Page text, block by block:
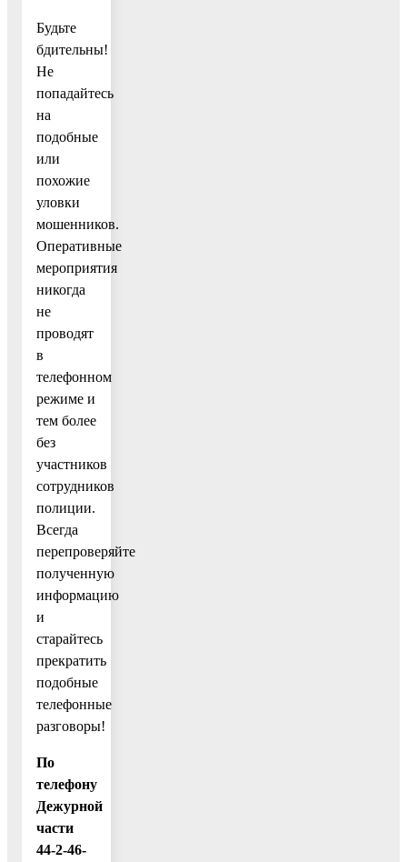
Будьте
бдительны!
Не
попадайтесь
на
подобные
или
похожие
уловки
мошенников.
Оперативные
мероприятия
никогда
не
проводят
в
телефонном
режиме и
тем более
без
участников
сотрудников
полиции.
Всегда
перепроверяйте
полученную
информацию
и
старайтесь
прекратить
подобные
телефонные
разговоры!
По
телефону
Дежурной
части
44-2-46-